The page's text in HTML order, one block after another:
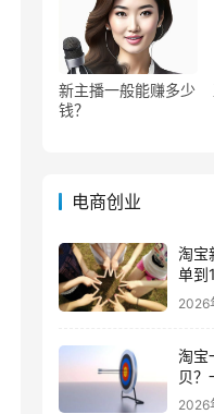
新主播一般能赚多少
钱？
电商创业
淘宝
单到
享！
2026
淘宝
贝？
些？
2026